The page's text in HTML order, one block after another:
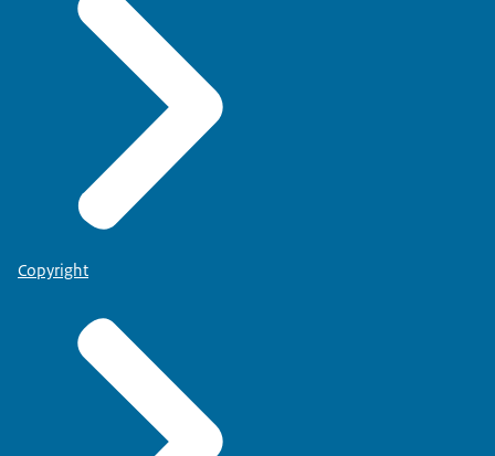
Copyright